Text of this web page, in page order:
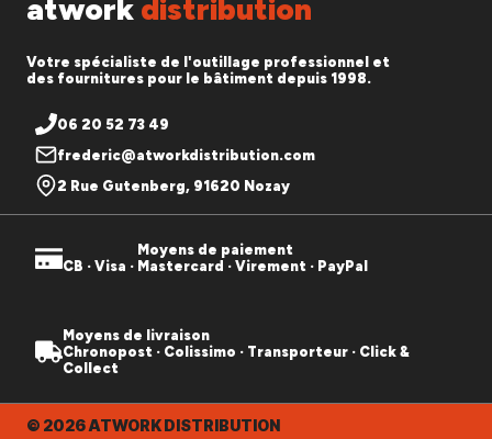
atwork distribution
Votre spécialiste de l'outillage professionnel et
des fournitures pour le bâtiment depuis 1998.
06 20 52 73 49
frederic@atworkdistribution.com
2 Rue Gutenberg, 91620 Nozay
Moyens de paiement
CB · Visa · Mastercard · Virement · PayPal
Moyens de livraison
Chronopost · Colissimo · Transporteur · Click &
Collect
© 2026 ATWORK DISTRIBUTION